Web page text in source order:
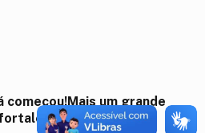
começou!Mais um grande
a agricultura f